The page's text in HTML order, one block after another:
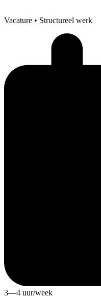
Vacature • Structureel werk
3—4 uur/week